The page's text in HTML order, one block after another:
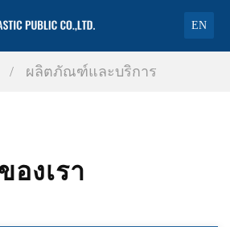
EN
/ ผลิตภัณฑ์และบริการ
งเรา